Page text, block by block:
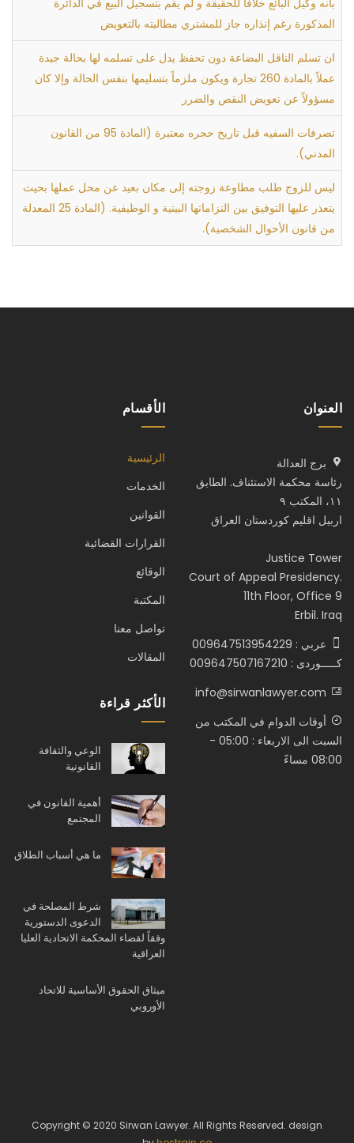
بأنه وكيل البائع خلافا للحقيقة و لم يقم بتسجيل البيع في الدائرة
المذكورة رغم إنذاره جاز للمشتري مطالبته بالتعويض
ان تسلم الناقل البضاعة دون تحفظ يدل على تسلمه لها بحالة جيدة
عملاً بالمادة 260 تجارة ويكون ملزماً بتسليمها بنفس الحالة وإلا كان
مسؤولاً عن تعويض النقص والضرر
تصرفات السفيه قبل تاريخ حجره معتبرة (المادة 95 من القانون
المدني).
ليس للزوج طلب مطاوعة زوجته إلى مكان بعيد عن محل عملها بحيث
يتعذر عليها التوفيق بين التزاماتها البيتية و الوظيفية. (المادة 25 المعدلة
من قانون الأحوال الشخصية).
العنوان
برج العدالة
رئاسة محكمة الاستئناف. الطابق
١١، المكتب ٩
اربيل اقليم كوردستان العراق
Justice Tower
Court of Appeal Presidency.
11th Floor, Office 9
Erbil. Iraq
عربي : 009647513954229
كـــــوردى : 009647507167210
info@sirwanlawyer.com
أوقات الدوام في المكتب من
السبت الى الاربعاء : 05:00 -
08:00 مساءً
الأقسام
الرئيسية
الخدمات
القوانين
القرارات القضائية
الوقائع
المكتبة
تواصل معنا
المقالات
الأكثر قراءة
الوعي والثقافة
القانونية
أهمية القانون في
المجتمع
ما هي أسباب الطلاق
شرط المصلحة في
الدعوى الدستورية
وفقاً لقضاء المحكمة الاتحادية العليا
العراقية
ميثاق الحقوق الأساسية للاتحاد
الأوروبي
Copyright © 2020 Sirwan Lawyer. All Rights Reserved. design